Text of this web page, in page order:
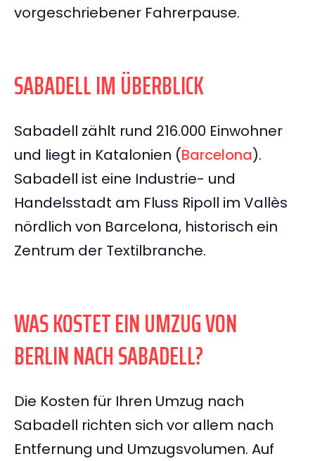
vorgeschriebener Fahrerpause.
SABADELL IM ÜBERBLICK
Sabadell zählt rund 216.000 Einwohner
und liegt in Katalonien (Barcelona).
Sabadell ist eine Industrie- und
Handelsstadt am Fluss Ripoll im Vallès
nördlich von Barcelona, historisch ein
Zentrum der Textilbranche.
WAS KOSTET EIN UMZUG VON
BERLIN NACH SABADELL?
Die Kosten für Ihren Umzug nach
Sabadell richten sich vor allem nach
Entfernung und Umzugsvolumen. Auf